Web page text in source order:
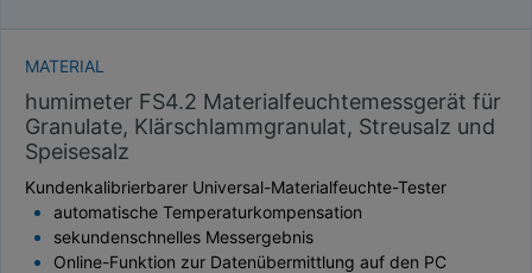
MATERIAL
humimeter FS4.2 Materialfeuchtemessgerät für
Granulate, Klärschlammgranulat, Streusalz und
Speisesalz
Kundenkalibrierbarer Universal-Materialfeuchte-Tester
automatische Temperaturkompensation
sekundenschnelles Messergebnis
Online-Funktion zur Datenübermittlung auf den PC